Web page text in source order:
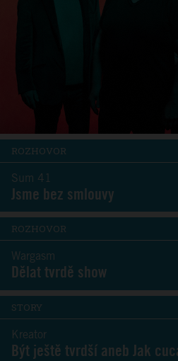
ROZHOVOR
Sum 41
Jsme bez smlouvy
ROZHOVOR
Wargasm
Dělat tvrdě show
STORY
Kreator
Být ještě tvrdší aneb Jak